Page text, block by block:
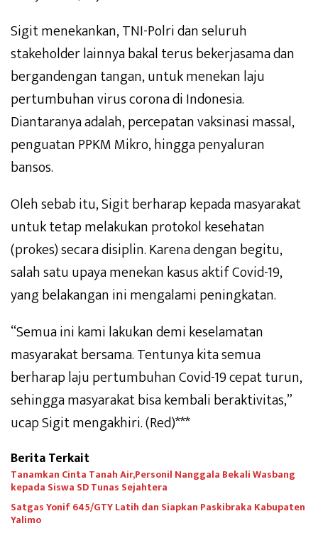
Sigit menekankan, TNI-Polri dan seluruh
stakeholder lainnya bakal terus bekerjasama dan
bergandengan tangan, untuk menekan laju
pertumbuhan virus corona di Indonesia.
Diantaranya adalah, percepatan vaksinasi massal,
penguatan PPKM Mikro, hingga penyaluran
bansos.
Oleh sebab itu, Sigit berharap kepada masyarakat
untuk tetap melakukan protokol kesehatan
(prokes) secara disiplin. Karena dengan begitu,
salah satu upaya menekan kasus aktif Covid-19,
yang belakangan ini mengalami peningkatan.
“Semua ini kami lakukan demi keselamatan
masyarakat bersama. Tentunya kita semua
berharap laju pertumbuhan Covid-19 cepat turun,
sehingga masyarakat bisa kembali beraktivitas,”
ucap Sigit mengakhiri. (Red)***
Berita Terkait
Tanamkan Cinta Tanah Air,Personil Nanggala Bekali Wasbang
kepada Siswa SD Tunas Sejahtera
Satgas Yonif 645/GTY Latih dan Siapkan Paskibraka Kabupaten
Yalimo